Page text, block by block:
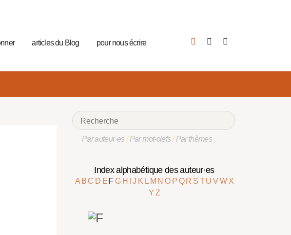
articles du Blog pour nous écrire
Par auteur·es/Par mot-clefs/Par thèmes
Index alphabétique des auteur·es
A BC D E FG H IJ K L M NO P Q R S TUVW X
Y Z